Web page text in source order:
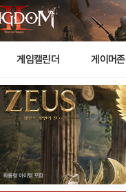
게임캘린더 게이머존